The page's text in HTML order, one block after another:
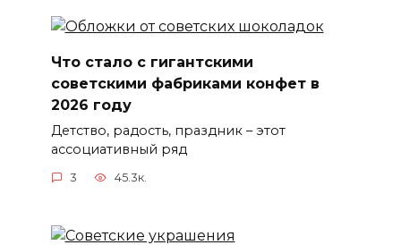
Что стало с гигантскими
советскими фабриками конфет в
2026 году
Детство, радость, праздник – этот
ассоциативный ряд
3 45.3к.